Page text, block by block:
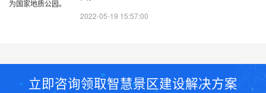
2022-05-19 15:57:00
立即咨询领取智慧景区建设解决方案